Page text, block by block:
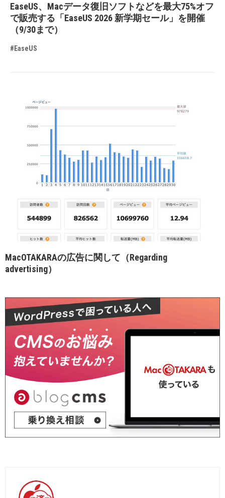
EaseUS、Macデータ復旧ソフトなどを最大75%オフ
で販売する「EaseUS 2026 新学期セール」を開催
（9/30まで）
#EaseUS
MacOTAKARAの広告に関して（Regarding
advertising）